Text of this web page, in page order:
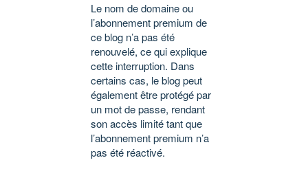
Le nom de domaine ou
l’abonnement premium de
ce blog n’a pas été
renouvelé, ce qui explique
cette interruption. Dans
certains cas, le blog peut
également être protégé par
un mot de passe, rendant
son accès limité tant que
l’abonnement premium n’a
pas été réactivé.